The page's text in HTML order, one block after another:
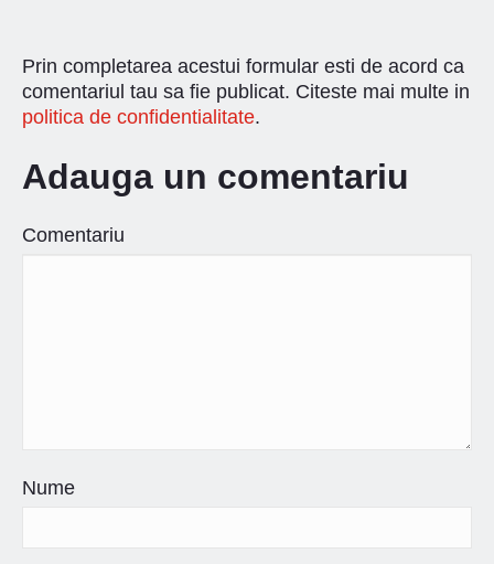
Prin completarea acestui formular esti de acord ca
comentariul tau sa fie publicat. Citeste mai multe in
politica de confidentialitate.
Adauga un comentariu
Comentariu
Nume